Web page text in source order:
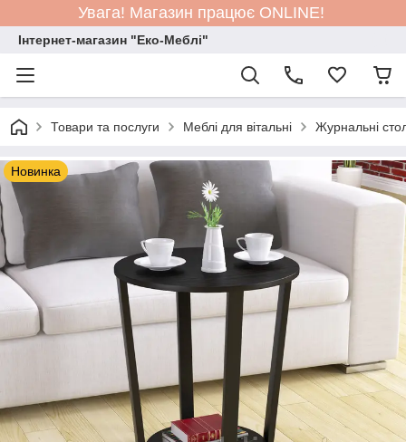
Увага! Магазин працює ONLINE!
Інтернет-магазин "Еко-Меблі"
Товари та послуги Меблі для вітальні Журнальні
Новинка